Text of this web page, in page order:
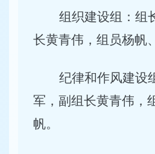
组织建设组：组
长黄青伟，组员杨帆
纪律和作风建设
军，副组长黄青伟，
帆。